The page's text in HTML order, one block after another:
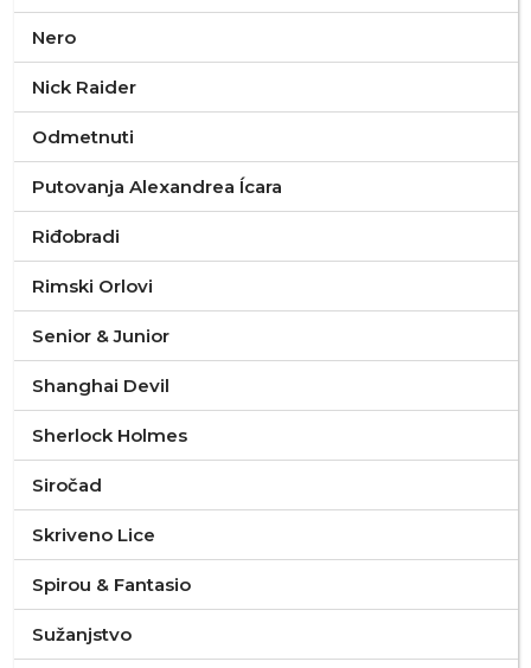
Nero
Nick Raider
Odmetnuti
Putovanja Alexandrea Ícara
Riđobradi
Rimski Orlovi
Senior & Junior
Shanghai Devil
Sherlock Holmes
Siročad
Skriveno Lice
Spirou & Fantasio
Sužanjstvo